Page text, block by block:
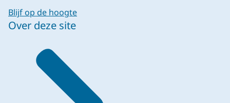
Blijf op de hoogte
Over deze site